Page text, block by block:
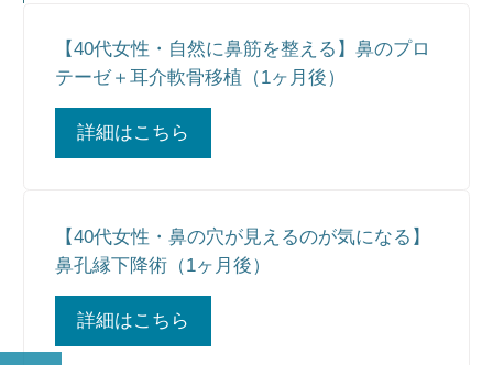
【40代女性・自然に鼻筋を整える】鼻のプロ
テーゼ＋耳介軟骨移植（1ヶ月後）
詳細はこちら
【40代女性・鼻の穴が見えるのが気になる】
鼻孔縁下降術（1ヶ月後）
詳細はこちら